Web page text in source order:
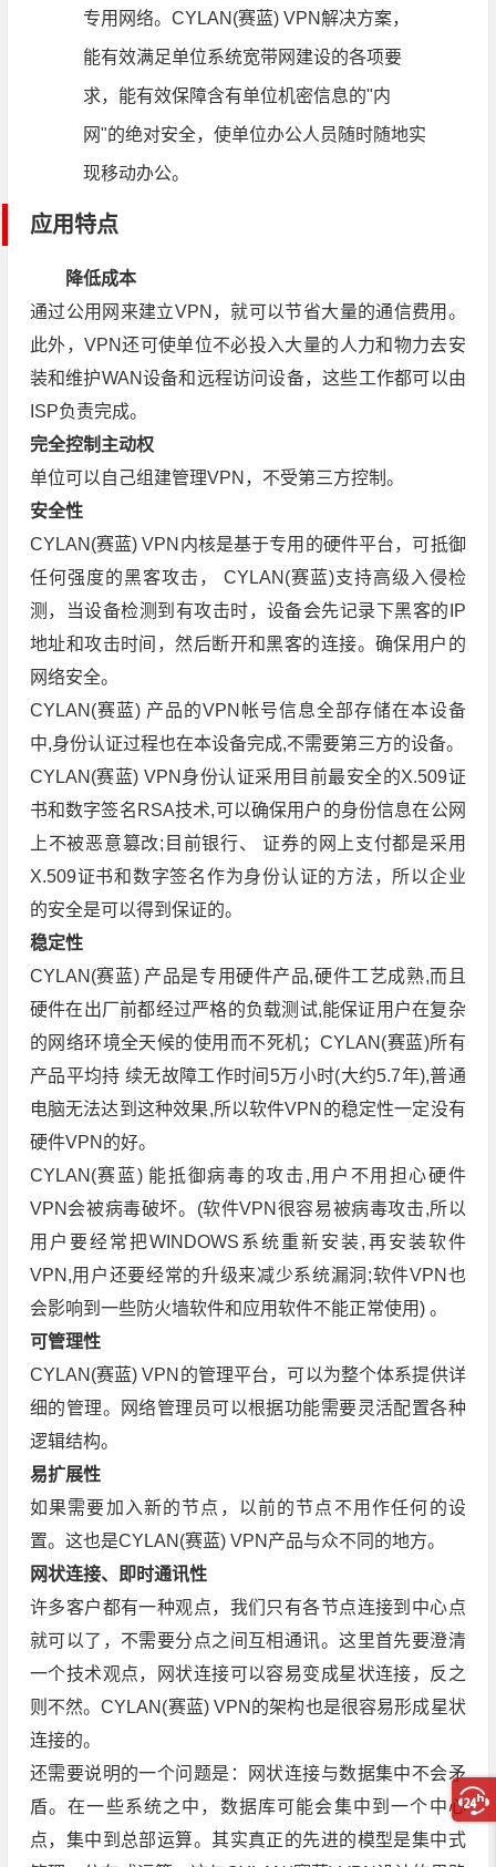
专用网络。CYLAN(赛蓝) VPN解决方案，
能有效满足单位系统宽带网建设的各项要
求，能有效保障含有单位机密信息的"内
网"的绝对安全，使单位办公人员随时随地实
现移动办公。
应用特点
降低成本
通过公用网来建立VPN，就可以节省大量的通信费用。
此外，VPN还可使单位不必投入大量的人力和物力去安
装和维护WAN设备和远程访问设备，这些工作都可以由
ISP负责完成。
完全控制主动权
单位可以自己组建管理VPN，不受第三方控制。
安全性
CYLAN(赛蓝) VPN内核是基于专用的硬件平台，可抵御
任何强度的黑客攻击， CYLAN(赛蓝)支持高级入侵检
测，当设备检测到有攻击时，设备会先记录下黑客的IP
地址和攻击时间，然后断开和黑客的连接。确保用户的
网络安全。
CYLAN(赛蓝) 产品的VPN帐号信息全部存储在本设备
中,身份认证过程也在本设备完成,不需要第三方的设备。
CYLAN(赛蓝) VPN身份认证采用目前最安全的X.509证
书和数字签名RSA技术,可以确保用户的身份信息在公网
上不被恶意篡改;目前银行、 证券的网上支付都是采用
X.509证书和数字签名作为身份认证的方法，所以企业
的安全是可以得到保证的。
稳定性
CYLAN(赛蓝) 产品是专用硬件产品,硬件工艺成熟,而且
硬件在出厂前都经过严格的负载测试,能保证用户在复杂
的网络环境全天候的使用而不死机；CYLAN(赛蓝)所有
产品平均持 续无故障工作时间5万小时(大约5.7年),普通
电脑无法达到这种效果,所以软件VPN的稳定性一定没有
硬件VPN的好。
CYLAN(赛蓝) 能抵御病毒的攻击,用户不用担心硬件
VPN会被病毒破坏。(软件VPN很容易被病毒攻击,所以
用户要经常把WINDOWS系统重新安装,再安装软件
VPN,用户还要经常的升级来减少系统漏洞;软件VPN也
会影响到一些防火墙软件和应用软件不能正常使用) 。
可管理性
CYLAN(赛蓝) VPN的管理平台，可以为整个体系提供详
细的管理。网络管理员可以根据功能需要灵活配置各种
逻辑结构。
易扩展性
如果需要加入新的节点，以前的节点不用作任何的设
置。这也是CYLAN(赛蓝) VPN产品与众不同的地方。
网状连接、即时通讯性
许多客户都有一种观点，我们只有各节点连接到中心点
就可以了，不需要分点之间互相通讯。这里首先要澄清
一个技术观点，网状连接可以容易变成星状连接，反之
则不然。CYLAN(赛蓝) VPN的架构也是很容易形成星状
连接的。
还需要说明的一个问题是：网状连接与数据集中不会矛
盾。在一些系统之中，数据库可能会集中到一个中心
点，集中到总部运算。其实真正的先进的模型是集中式